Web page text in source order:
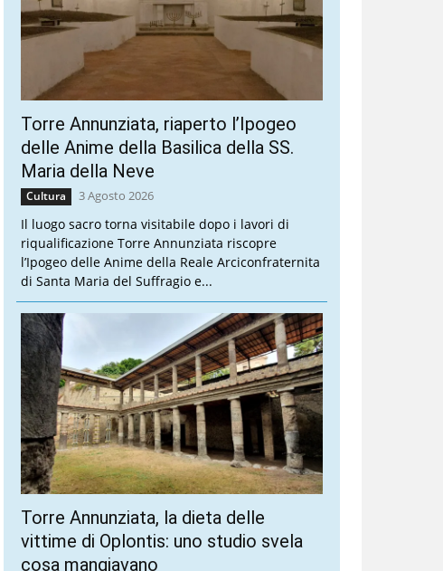
Torre Annunziata, riaperto l’Ipogeo
delle Anime della Basilica della SS.
Maria della Neve
Cultura 3 Agosto 2026
Il luogo sacro torna visitabile dopo i lavori di
riqualificazione Torre Annunziata riscopre
l’Ipogeo delle Anime della Reale Arciconfraternita
di Santa Maria del Suffragio e...
Torre Annunziata, la dieta delle
vittime di Oplontis: uno studio svela
cosa mangiavano